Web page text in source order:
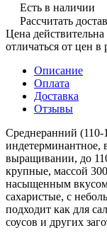
Есть в наличии
Рассчитать
Цена
отличаться от цен
Описание
Оплата
Доставка
Отзывы
Среднеранний (110-
индетерминантное,
выращивании, до
крупные, массой
насыщенным вкусом
сахаристые, с
подходит как для
соусов и других